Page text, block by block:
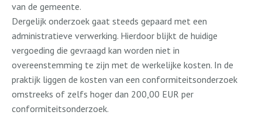
van de gemeente.
Dergelijk onderzoek gaat steeds gepaard met een
administratieve verwerking. Hierdoor blijkt de huidige
vergoeding die gevraagd kan worden niet in
overeenstemming te zijn met de werkelijke kosten. In de
praktijk liggen de kosten van een conformiteitsonderzoek
omstreeks of zelfs hoger dan 200,00 EUR per
conformiteitsonderzoek.